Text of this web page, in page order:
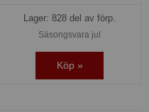
Lager: 828 del av förp.
Säsongsvara jul
Köp »